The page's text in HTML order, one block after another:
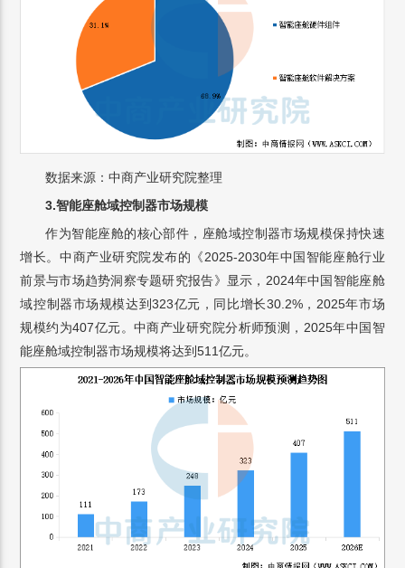
数据来源：中商产业研究院整理
3.智能座舱域控制器市场规模
作为智能座舱的核心部件，座舱域控制器市场规模保持快速
增长。中商产业研究院发布的《2025-2030年中国智能座舱行业
前景与市场趋势洞察专题研究报告》显示，2024年中国智能座舱
域控制器市场规模达到323亿元，同比增长30.2%，2025年市场
规模约为407亿元。中商产业研究院分析师预测，2025年中国智
能座舱域控制器市场规模将达到511亿元。